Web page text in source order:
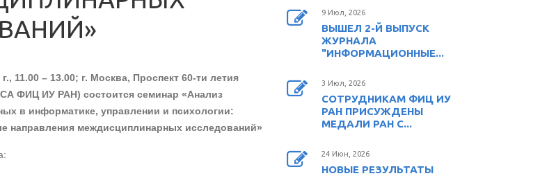
11.00 – 13.00; г. Москва, Проспект 60-ти летия
ФИЦ ИУ РАН) состоится семинар «Анализ
в информатике, управлении и психологии:
направления междисциплинарных исследований»
9 Июл, 2026
ВЫШЕЛ 2-Й ВЫПУСК
ЖУРНАЛА
"ИНФОРМАЦИОННЫЕ...
3 Июл, 2026
СОТРУДНИКАМ ФИЦ ИУ
РАН ПРИСУЖДЕНЫ
МЕДАЛИ РАН С...
24 Июн, 2026
НОВЫЕ РЕЗУЛЬТАТЫ